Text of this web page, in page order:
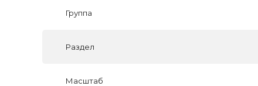
Группа
Раздел
Масштаб